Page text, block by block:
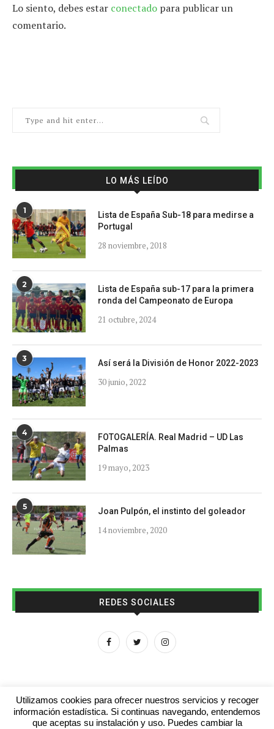
Lo siento, debes estar conectado para publicar un
comentario.
LO MÁS LEÍDO
1
Lista de España Sub-18 para medirse a
Portugal
28 noviembre, 2018
2
Lista de España sub-17 para la primera
ronda del Campeonato de Europa
21 octubre, 2024
3 Así será la División de Honor 2022-2023
30 junio, 2022
4
FOTOGALERÍA. Real Madrid – UD Las
Palmas
19 mayo, 2023
5 Joan Pulpón, el instinto del goleador
14 noviembre, 2020
REDES SOCIALES
Utilizamos cookies para ofrecer nuestros servicios y recoger
información estadística. Si continuas navegando, entendemos
que aceptas su instalación y uso. Puedes cambiar la